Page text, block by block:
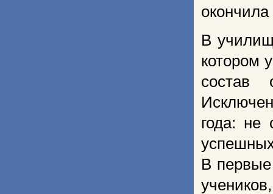
В
котором
состав
года: не
В